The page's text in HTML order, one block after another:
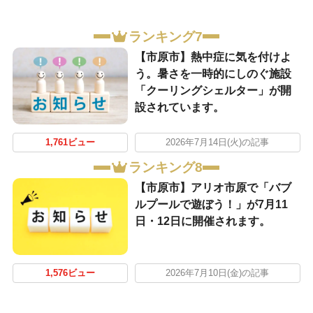
ランキング7
【市原市】熱中症に気を付けよ
う。暑さを一時的にしのぐ施設
「クーリングシェルター」が開
設されています。
1,761ビュー 2026年7月14日(火)の記事
ランキング8
【市原市】アリオ市原で「バブ
ルプールで遊ぼう！」が7月11
日・12日に開催されます。
1,576ビュー 2026年7月10日(金)の記事